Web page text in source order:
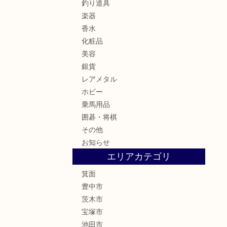
釣り道具
楽器
香水
化粧品
美容
銀貨
レアメタル
ホビー
乗馬用品
囲碁・将棋
その他
お知らせ
エリアカテゴリ
箕面
豊中市
茨木市
宝塚市
池田市